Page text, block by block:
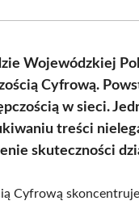
Wojewódzkiej
Cyfrową.
w sieci.
treści
skuteczności
Cyfrową